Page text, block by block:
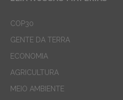
COP30
GENTE DA TERRA
ECONOMIA
AGRICULTURA
MEIO AMBIENTE